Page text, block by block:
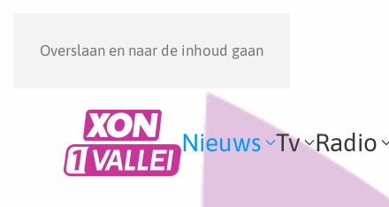
Overslaan en naar de inhoud gaan
Nieuws Tv Radio